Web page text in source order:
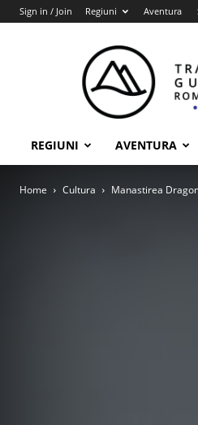
Sign in / Join Regiuni Aventura
Guide
REGIUNI AVENTURA
Home Cultura Manastirea